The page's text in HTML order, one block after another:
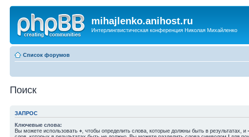
mihajlenko.anihost.ru
Интерлингвистическая конференция Николая Михайленко
Список форумов
Поиск
ЗАПРОС
Ключевые слова:
Вы можете использовать + , чтобы определить слова, которые должны быть в результатах, и -